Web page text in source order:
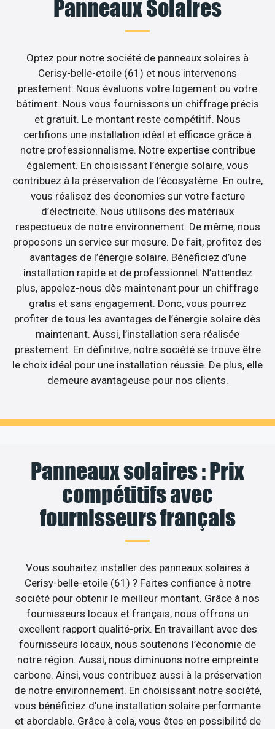
Panneaux Solaires
Optez pour notre société de panneaux solaires à
Cerisy-belle-etoile (61) et nous intervenons
prestement. Nous évaluons votre logement ou votre
bâtiment. Nous vous fournissons un chiffrage précis
et gratuit. Le montant reste compétitif. Nous
certifions une installation idéal et efficace grâce à
notre professionnalisme. Notre expertise contribue
également. En choisissant l’énergie solaire, vous
contribuez à la préservation de l’écosystème. En outre,
vous réalisez des économies sur votre facture
d’électricité. Nous utilisons des matériaux
respectueux de notre environnement. De même, nous
proposons un service sur mesure. De fait, profitez des
avantages de l’énergie solaire. Bénéficiez d’une
installation rapide et de professionnel. N’attendez
plus, appelez-nous dès maintenant pour un chiffrage
gratis et sans engagement. Donc, vous pourrez
profiter de tous les avantages de l’énergie solaire dès
maintenant. Aussi, l’installation sera réalisée
prestement. En définitive, notre société se trouve être
le choix idéal pour une installation réussie. De plus, elle
demeure avantageuse pour nos clients.
Panneaux solaires : Prix
compétitifs avec
fournisseurs français
Vous souhaitez installer des panneaux solaires à
Cerisy-belle-etoile (61) ? Faites confiance à notre
société pour obtenir le meilleur montant. Grâce à nos
fournisseurs locaux et français, nous offrons un
excellent rapport qualité-prix. En travaillant avec des
fournisseurs locaux, nous soutenons l’économie de
notre région. Aussi, nous diminuons notre empreinte
carbone. Ainsi, vous contribuez aussi à la préservation
de notre environnement. En choisissant notre société,
vous bénéficiez d’une installation solaire performante
et abordable. Grâce à cela, vous êtes en possibilité de